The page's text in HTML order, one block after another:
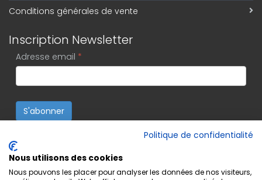
Conditions générales de vente
Inscription Newsletter
Adresse email *
S'abonner
Politique de confidentialité
Nous utilisons des cookies
Nous pouvons les placer pour analyser les données de nos visiteurs,